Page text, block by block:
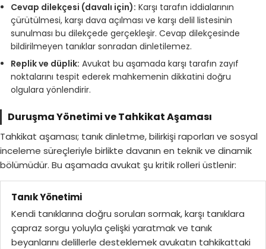
Cevap dilekçesi (davalı için): Karşı tarafın iddialarının
çürütülmesi, karşı dava açılması ve karşı delil listesinin
sunulması bu dilekçede gerçekleşir. Cevap dilekçesinde
bildirilmeyen tanıklar sonradan dinletilemez.
Replik ve düplik: Avukat bu aşamada karşı tarafın zayıf
noktalarını tespit ederek mahkemenin dikkatini doğru
olgulara yönlendirir.
Duruşma Yönetimi ve Tahkikat Aşaması
Tahkikat aşaması; tanık dinletme, bilirkişi raporları ve sosyal
inceleme süreçleriyle birlikte davanın en teknik ve dinamik
bölümüdür. Bu aşamada avukat şu kritik rolleri üstlenir:
Tanık Yönetimi
Kendi tanıklarına doğru soruları sormak, karşı tanıklara
çapraz sorgu yoluyla çelişki yaratmak ve tanık
beyanlarını delillerle desteklemek avukatın tahkikattaki